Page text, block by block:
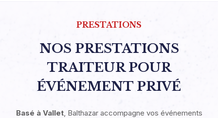
PRESTATIONS
NOS PRESTATIONS
TRAITEUR POUR
ÉVÉNEMENT PRIVÉ
Basé à Vallet, Balthazar accompagne vos événements